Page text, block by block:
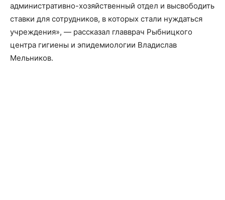
административно-хозяйственный отдел и высвободить
ставки для сотрудников, в которых стали нуждаться
учреждения», — рассказал главврач Рыбницкого
центра гигиены и эпидемиологии Владислав
Мельников.